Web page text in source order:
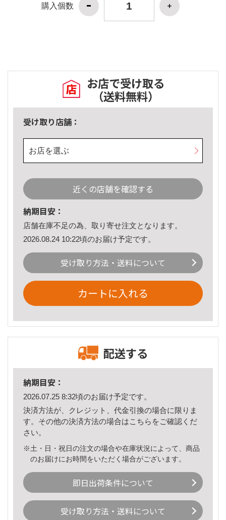
購入個数
お店で受け取る
（送料無料）
受け取り店舗：
お店を選ぶ
近くの店舗を確認する
納期目安：
店舗在庫不足の為、取り寄せ注文となります。
2026.08.24 10:22頃のお届け予定です。
受け取り方法・送料について
カートに入れる
配送する
納期目安：
2026.07.25 8:32頃のお届け予定です。
決済方法が、クレジット、代金引換の場合に限りま
す。その他の決済方法の場合はこちら をご確認くだ
さい。
※土・日・祝日の注文の場合や在庫状況によって、商品
のお届けにお時間をいただく場合がございます。
即日出荷条件について
受け取り方法・送料について